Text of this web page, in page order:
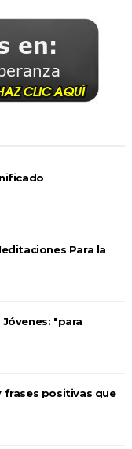
Para la
"para
frases positivas que